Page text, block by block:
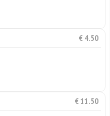
€ 4.50
€ 11.50